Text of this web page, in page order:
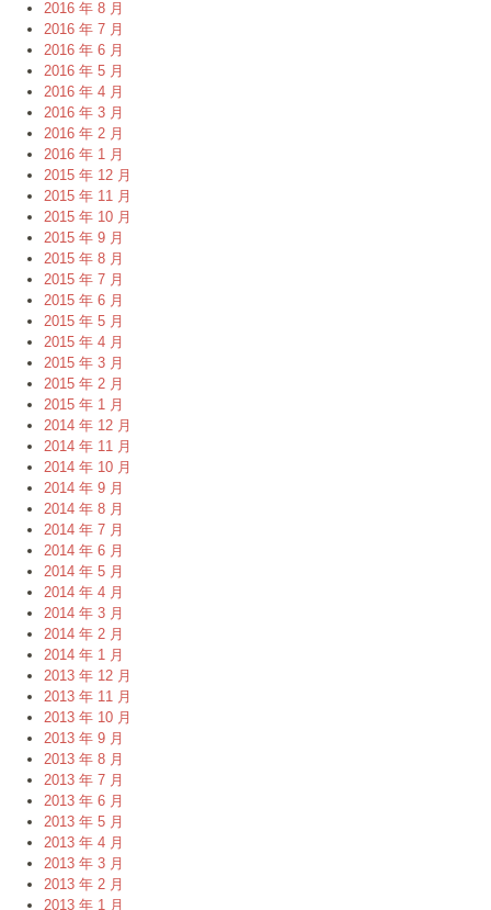
2016 年 8 月
2016 年 7 月
2016 年 6 月
2016 年 5 月
2016 年 4 月
2016 年 3 月
2016 年 2 月
2016 年 1 月
2015 年 12 月
2015 年 11 月
2015 年 10 月
2015 年 9 月
2015 年 8 月
2015 年 7 月
2015 年 6 月
2015 年 5 月
2015 年 4 月
2015 年 3 月
2015 年 2 月
2015 年 1 月
2014 年 12 月
2014 年 11 月
2014 年 10 月
2014 年 9 月
2014 年 8 月
2014 年 7 月
2014 年 6 月
2014 年 5 月
2014 年 4 月
2014 年 3 月
2014 年 2 月
2014 年 1 月
2013 年 12 月
2013 年 11 月
2013 年 10 月
2013 年 9 月
2013 年 8 月
2013 年 7 月
2013 年 6 月
2013 年 5 月
2013 年 4 月
2013 年 3 月
2013 年 2 月
2013 年 1 月